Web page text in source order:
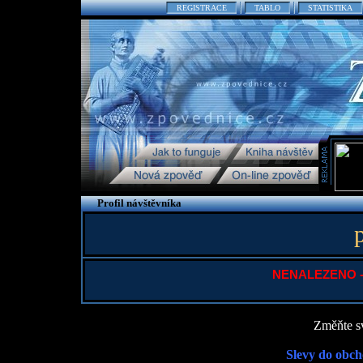
REGISTRACE TABLO STATISTIKA
Profil návštěvníka
NENALEZENO
Změňte
Slevy do